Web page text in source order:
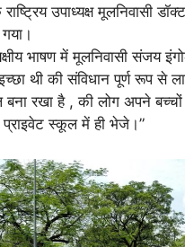
उपाध्यक्ष मूलनिवासी
गया।
भाषण में मूलनिवासी संजय
थी की संविधान पूर्ण रूप से
बना रखा है , की लोग अपने
प्राइवेट स्कूल में ही भेजे।”